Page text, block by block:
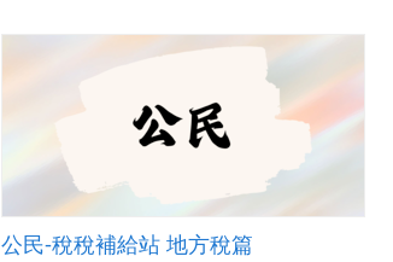
公民-稅稅補給站 地方稅篇